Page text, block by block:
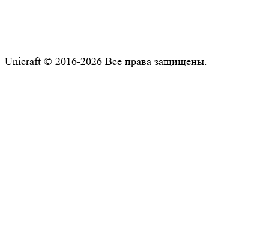
Unicraft © 2016-2026 Все права защищены.